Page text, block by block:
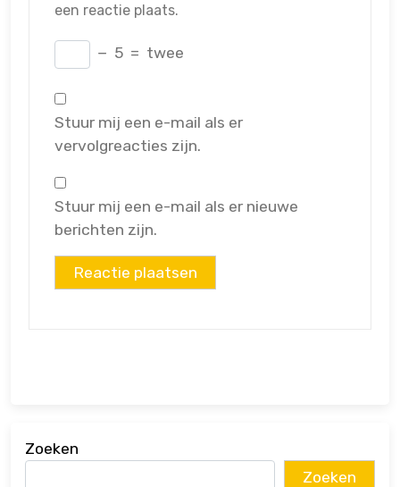
een reactie plaats.
− 5 = twee
Stuur mij een e-mail als er
vervolgreacties zijn.
Stuur mij een e-mail als er nieuwe
berichten zijn.
Zoeken
Zoeken